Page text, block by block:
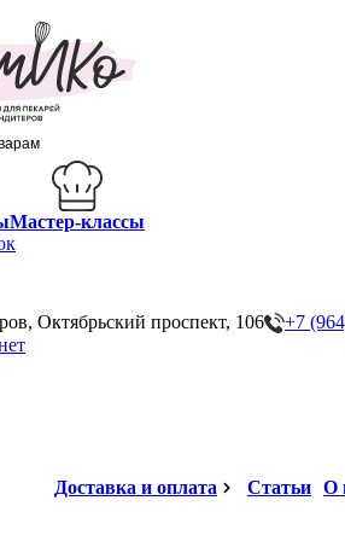
Мастер-классы
Октябрьский проспект, 106 +7
Доставка и оплата Статьи О